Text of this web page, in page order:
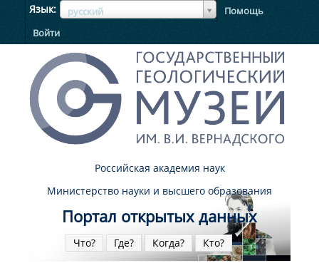
Язык русский
ЯзыкЯзык
Помощь
Войти
Российская академия наук
Министерство науки и высшего образования
Портал открытых данных
Что? Где? Когда? Кто?